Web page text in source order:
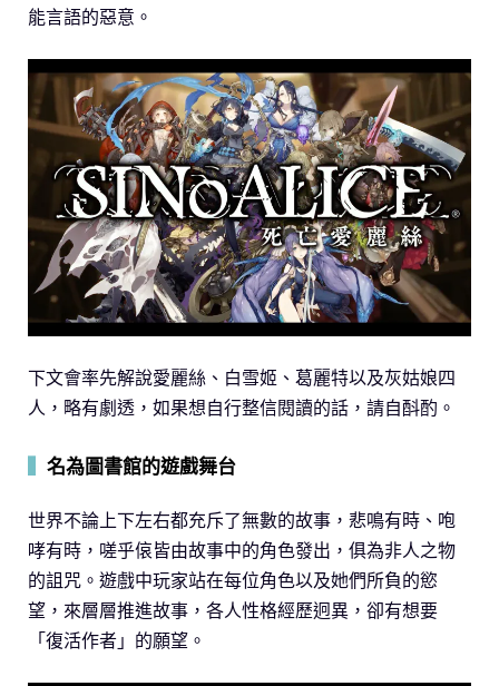
能言語的惡意。
下文會率先解說愛麗絲、白雪姬、葛麗特以及灰姑娘四
人，略有劇透，如果想自行整信閱讀的話，請自酙酌。
名為圖書館的遊戲舞台
世界不論上下左右都充斥了無數的故事，悲鳴有時、咆
哮有時，嗟乎偯皆由故事中的角色發出，俱為非人之物
的詛咒。遊戲中玩家站在每位角色以及她們所負的慾
望，來層層推進故事，各人性格經歷迥異，卻有想要
「復活作者」的願望。